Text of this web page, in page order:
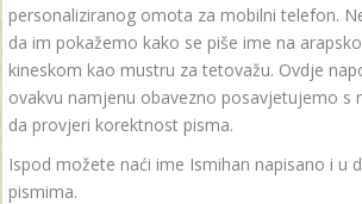
personaliziranog omota za mobilni telefon.
da im pokažemo kako se piše ime na
kineskom kao mustru za tetovažu. Ovdje
ovakvu namjenu obavezno posavjetujemo s
da provjeri korektnost pisma.
Ispod možete naći ime Ismihan napisano i u
pismima.